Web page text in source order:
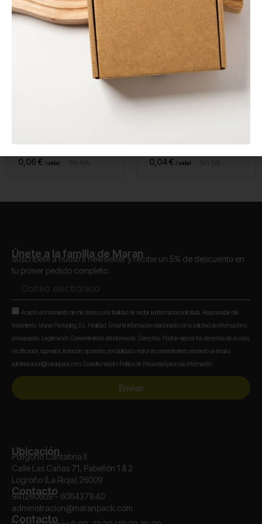
Tapa Bisagra
0,06 € Sin IVA
Compostable 170 mm
0,04€ Sin IVA
Únete a la familia de Maran
Suscríbete a nuestra newsletter y recibe un 5% de descuento en
tu primer pedido completo.
electrónico
Aceptación
Acepto el tratamiento de mis datos con la finalidad de recibir la información solicitada. Responsable del
tratamiento: Maran Packaging, S.L. Finalidad: Enviarte información relacionada con tu solicitud de información o
presupuesto. Legitimación: Consentimiento del interesado. Derechos: Podrás ejercer los derechos de acceso,
rectificación, supresión, limitación, oposición, portabilidad o retirar el consentimiento enviando un email a
administracion@maranpack.com. Consulta nuestra Política de Privacidad para más información.
Enviar
Ubicación
Polígono Cantabria II
Calle Las Cañas 71, Pabellón 1 & 2
Logroño (La Rioja) 26009
Contacto
941260609 – 606437840
administracion@maranpack.com
Contacto